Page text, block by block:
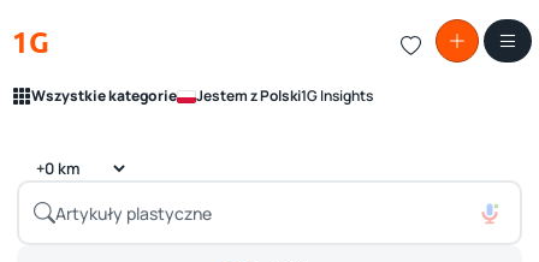
1G
Wszystkie kategorie Jestem z Polski1G Insights